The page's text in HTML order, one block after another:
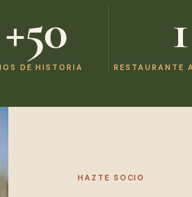
+50
DE HISTORIA
1
RESTAURANTE
HAZTE SOCIO